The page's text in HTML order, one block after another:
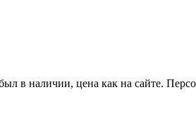
в наличии, цена как на сайте.